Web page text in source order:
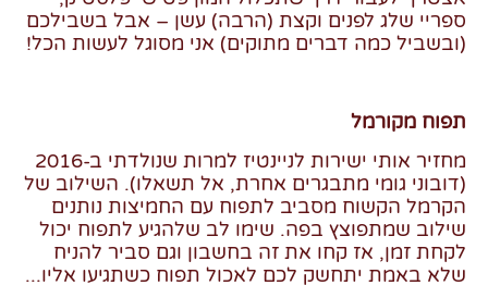
ספריי שלג לפנים וקצת (הרבה) עשן – אבל בשבילכם
(ובשביל כמה דברים מתוקים) אני מסוגל לעשות הכל!
תפוח מקורמל
מחזיר אותי ישירות לניינטיז למרות שנולדתי ב-2016
(דובוני גומי מתבגרים אחרת, אל תשאלו). השילוב של
הקרמל הקשוח מסביב לתפוח עם החמיצות נותנים
שילוב שמתפוצץ בפה. שימו לב שלהגיע לתפוח יכול
לקחת זמן, אז קחו את זה בחשבון וגם סביר להניח
שלא באמת יתחשק לכם לאכול תפוח כשתגיעו אליו...